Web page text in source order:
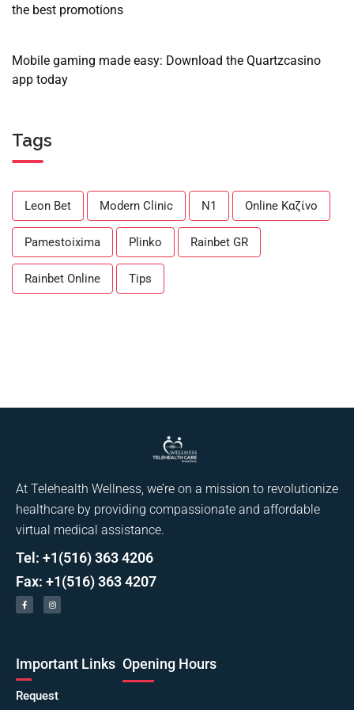
the best promotions
Mobile gaming made easy: Download the Quartzcasino
app today
Tags
Leon Bet Modern Clinic N1 Online Καζίνο
Pamestoixima Plinko Rainbet GR
Rainbet Online Tips
At Telehealth Wellness, we’re on a mission to revolutionize
healthcare by providing compassionate and affordable
virtual medical assistance.
Tel: +1(516) 363 4206
Fax: +1(516) 363 4207
Important Links
Request
Opening Hours